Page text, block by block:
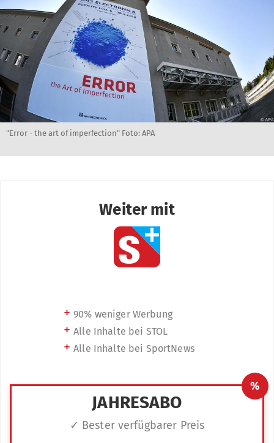
"Error - the art of imperfection" Foto: APA